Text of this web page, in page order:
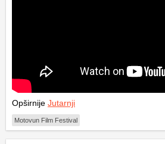
Opširnije Jutarnji
Motovun Film Festival